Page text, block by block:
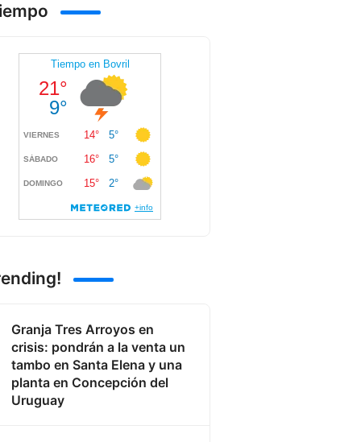
Granja Tres Arroyos en
crisis: pondrán a la venta un
tambo en Santa Elena y una
planta en Concepción del
Uruguay